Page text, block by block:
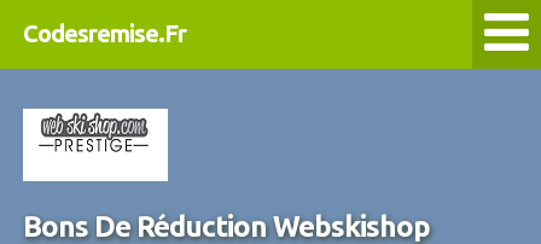
Codesremise.Fr
Bons De Réduction Webskishop